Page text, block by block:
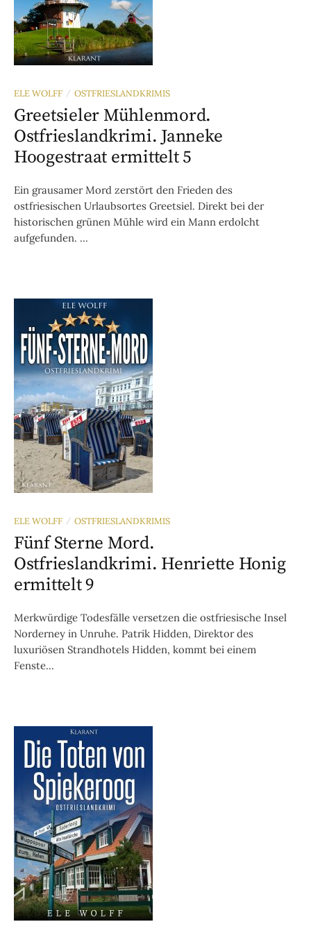
ELE WOLFF / OSTFRIESLANDKRIMIS
Greetsieler Mühlenmord.
Ostfrieslandkrimi. Janneke
Hoogestraat ermittelt 5
Ein grausamer Mord zerstört den Frieden des
ostfriesischen Urlaubsortes Greetsiel. Direkt bei der
historischen grünen Mühle wird ein Mann erdolcht
aufgefunden. ...
ELE WOLFF / OSTFRIESLANDKRIMIS
Fünf Sterne Mord.
Ostfrieslandkrimi. Henriette Honig
ermittelt 9
Merkwürdige Todesfälle versetzen die ostfriesische Insel
Norderney in Unruhe. Patrik Hidden, Direktor des
luxuriösen Strandhotels Hidden, kommt bei einem
Fenste...